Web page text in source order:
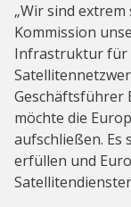
„Wir sind extrem
Kommission
Infrastruktur für
Geschäftsführer
möchte die
aufschließen. Es
erfüllen und